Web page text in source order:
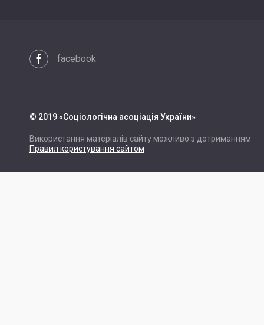
facebook
© 2019 «Cоціологічна асоціація України»
Використання матеріалів сайту можливо з дотриманням
Правил користування сайтом